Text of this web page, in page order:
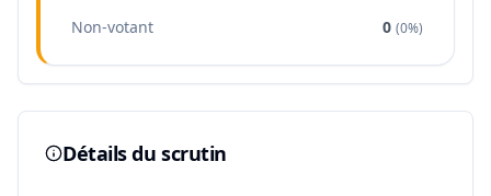
Non-votant 0 (0%)
Détails du scrutin